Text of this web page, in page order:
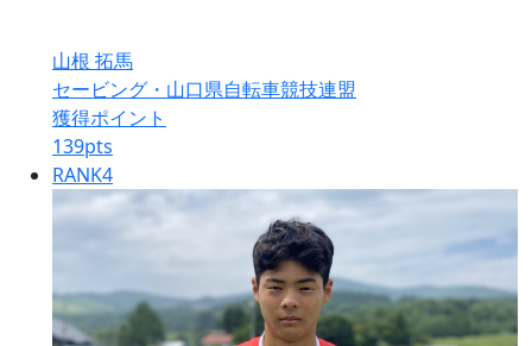
山根 拓馬
セービング・山口県自転車競技連盟
獲得ポイント
139pts
RANK4